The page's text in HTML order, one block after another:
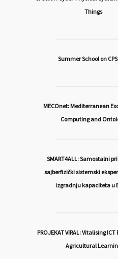
Things
Summer School on
MECOnet: Mediterranean
Computing and
SMART4ALL: Samostalni
sajberfizički sistemski
izgradnju kapaciteta u
PROJEKAT VIRAL: Vitalising
Agricultural